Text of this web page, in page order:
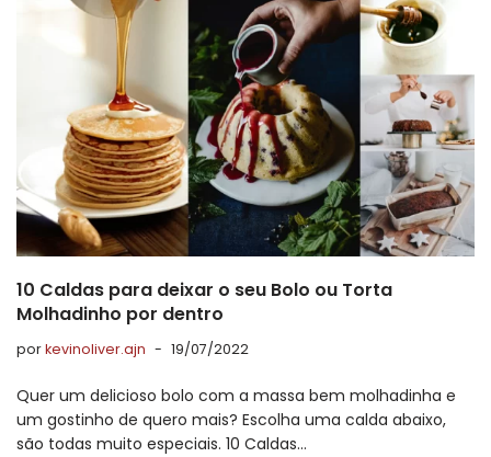
10 Caldas para deixar o seu Bolo ou Torta
Molhadinho por dentro
porkevinoliver.ajn 19/07/2022
Quer um delicioso bolo com a massa bem molhadinha e
um gostinho de quero mais? Escolha uma calda abaixo,
são todas muito especiais. 10 Caldas…